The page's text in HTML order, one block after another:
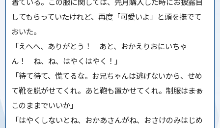
してもらっていたけれど、再度「可愛いよ」と頭を撫でて
おいた。
「えへへ、ありがとう！ あと、おかえりおにいちゃ
ん！ ね、ね、はやくはやく！」
「待て待て、慌てるな。お兄ちゃんは逃げないから、せめ
て靴を脱がせてくれ。あと鞄も置かせてくれ。制服は――まぁ
このままでいいか」
「はやくしないとね、おかあさんがね、おさけのみはじめ